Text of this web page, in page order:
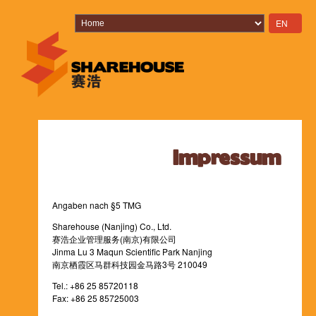
Navigation
überspringen
EN
Impressum
Angaben nach §5 TMG
Sharehouse (Nanjing) Co., Ltd.
赛浩企业管理服务(南京)有限公司
Jinma Lu 3 Maqun Scientific Park Nanjing
南京栖霞区马群科技园金马路3号 210049
Tel.: +86 25 85720118
Fax: +86 25 85725003